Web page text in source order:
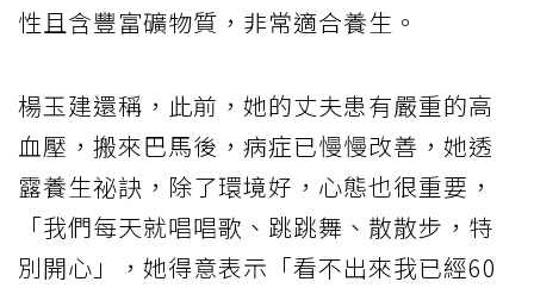
性且含豐富礦物質，非常適合養生。
楊玉建還稱，此前，她的丈夫患有嚴重的高
血壓，搬來巴馬後，病症已慢慢改善，她透
露養生祕訣，除了環境好，心態也很重要，
「我們每天就唱唱歌、跳跳舞、散散步，特
別開心」，她得意表示「看不出來我已經60